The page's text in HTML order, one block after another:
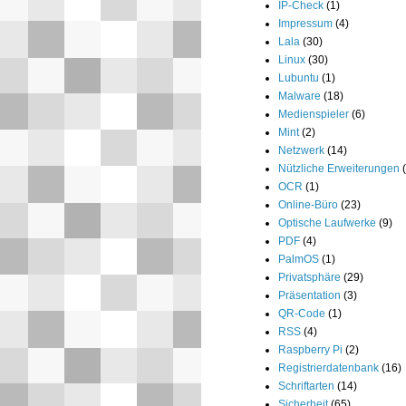
IP-Check (1)
Impressum (4)
Lala (30)
Linux (30)
Lubuntu (1)
Malware (18)
Medienspieler (6)
Mint (2)
Netzwerk (14)
Nützliche Erweiterungen
OCR (1)
Online-Büro (23)
Optische Laufwerke (9)
PDF (4)
PalmOS (1)
Privatsphäre (29)
Präsentation (3)
QR-Code (1)
RSS (4)
Raspberry Pi (2)
Registrierdatenbank (16)
Schriftarten (14)